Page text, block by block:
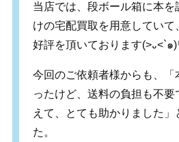
当店では、段ボール箱に本
けの宅配買取を用意してい
好評を頂いております(>᎑<`
今回のご依頼者様からも、「
ったけど、送料の負担も不
えて、とても助かりました」
た。